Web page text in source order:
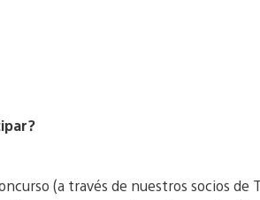
(a través de nuestros socios de